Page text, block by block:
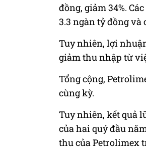
đồng, giảm 34%.
3.3 ngàn tỷ đồng và
Tuy nhiên, lợi
giảm thu nhập từ
Tổng cộng,
cùng kỳ.
Tuy nhiên, kết quả
của hai quý đầu
thu của Petrolimex